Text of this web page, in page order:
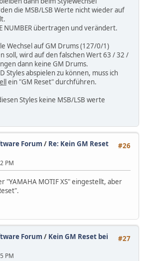
die MSB/LSB Werte nicht wieder auf
NUMBER übertragen und verändert.
Wechsel auf GM Drums (127/0/1)
soll, wird auf den falschen Wert 63 / 32 /
dann keine GM Drums.
Styles abspielen zu können, muss ich
ein "GM Reset" durchführen.
Styles keine MSB/LSB werte
#26
Forum / Re: Kein GM Reset
PM
"YAMAHA MOTIF XS" eingestellt, aber
#27
Forum / Kein GM Reset bei
PM